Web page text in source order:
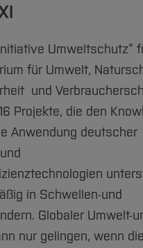
Umweltschutz“
für Umwelt,
und
Projekte, die den
Anwendung deutscher
in Schwellen-und
Globaler Umwelt-
nur gelingen, wenn die